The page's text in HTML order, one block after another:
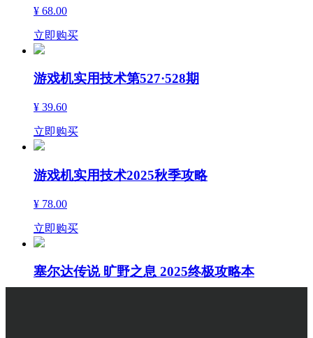
¥ 68.00
立即购买
游戏机实用技术第527·528期
¥ 39.60
立即购买
游戏机实用技术2025秋季攻略
¥ 78.00
立即购买
塞尔达传说 旷野之息 2025终极攻略本